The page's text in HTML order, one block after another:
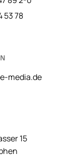
53 78
media.de
15